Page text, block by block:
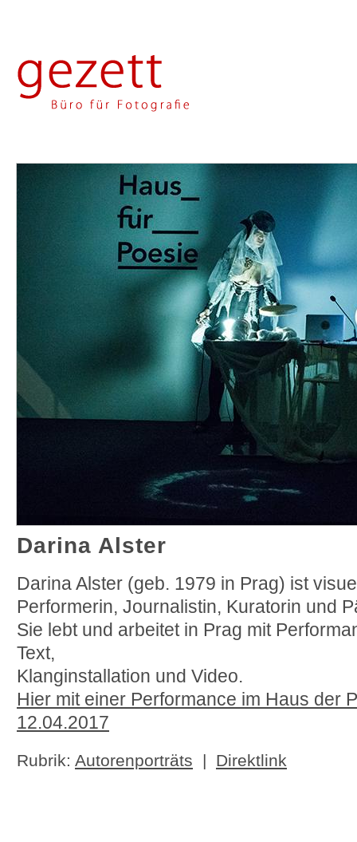
Darina Alster
Darina Alster (geb. 1979 in Prag) ist
Performerin, Journalistin, Kuratorin und
Sie lebt und arbeitet in Prag mit
Text,
Klanginstallation und Video.
Hier mit einer Performance im Haus der
12.04.2017
Rubrik: Autorenporträts | Direktlink